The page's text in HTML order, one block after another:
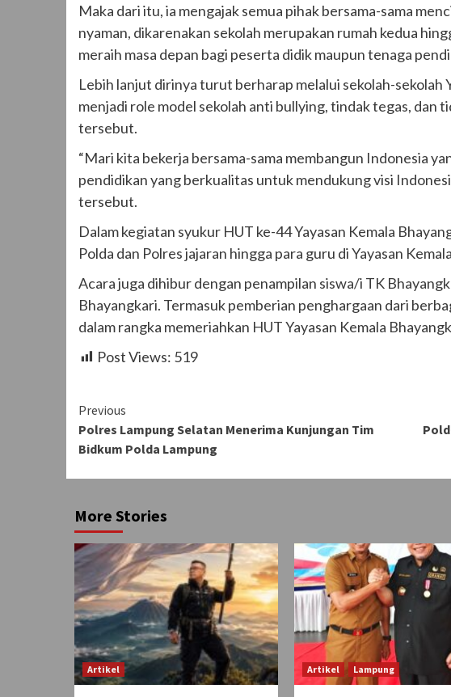
Maka dari itu, ia mengajak semua pihak bersama-sama
nyaman, dikarenakan sekolah merupakan rumah kedua
meraih masa depan bagi peserta didik maupun tenaga
Lebih lanjut dirinya turut berharap melalui sekolah-sekolah
menjadi role model sekolah anti bullying, tindak tegas, dan
tersebut.
“Mari kita bekerja bersama-sama membangun Indonesia
pendidikan yang berkualitas untuk mendukung visi
tersebut.
Dalam kegiatan syukur HUT ke-44 Yayasan Kemala
Polda dan Polres jajaran hingga para guru di Yayasan
Acara juga dihibur dengan penampilan siswa/i TK
Bhayangkari. Termasuk pemberian penghargaan dari
dalam rangka memeriahkan HUT Yayasan Kemala
Post Views: 519
Continue
Reading
Previous
Polres Lampung Selatan Menerima Kunjungan Tim
Bidkum Polda Lampung
More Stories
Artikel Artikel Lampung